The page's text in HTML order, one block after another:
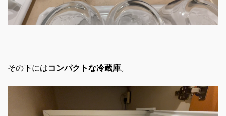
その下にはコンパクトな冷蔵庫。